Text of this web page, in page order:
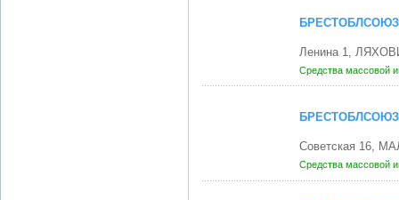
Ленина 1,
Средства массовой
Советская 16,
Средства массовой